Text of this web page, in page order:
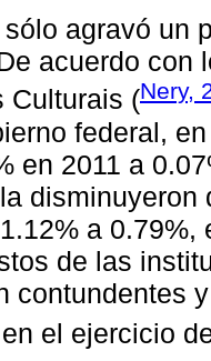
agravó un
acuerdo con
Culturais (Nery,
federal,
en 2011 a
a
de las
contundentes
el ejercicio